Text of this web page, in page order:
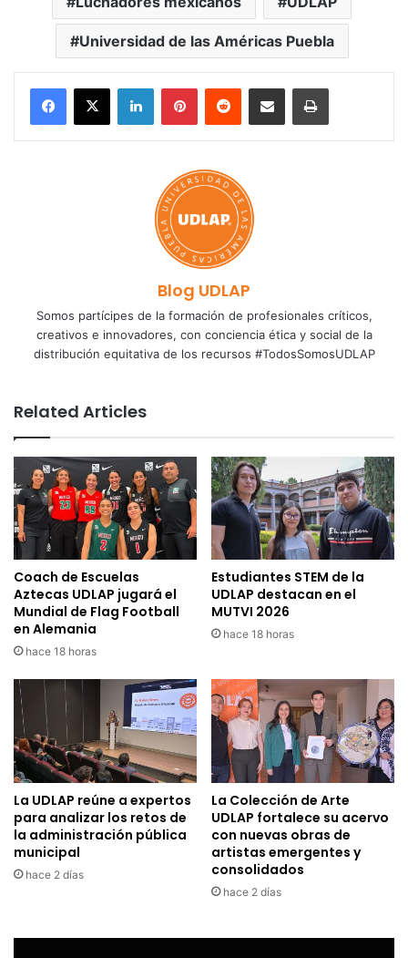
Universidad de las Américas Puebla
LinkedInPinterestReddit Share via Email Print
Blog UDLAP
Somos partícipes de la formación de profesionales críticos,
creativos e innovadores, con conciencia ética y social de la
distribución equitativa de los recursos #TodosSomosUDLAP
Related Articles
Coach de Escuelas
Aztecas UDLAP jugará el
Mundial de Flag Football
en Alemania
hace 18 horas
Estudiantes STEM de la
UDLAP destacan en el
MUTVI 2026
hace 18 horas
La UDLAP reúne a expertos
para analizar los retos de
la administración pública
municipal
hace 2 días
La Colección de Arte
UDLAP fortalece su acervo
con nuevas obras de
artistas emergentes y
consolidados
hace 2 días